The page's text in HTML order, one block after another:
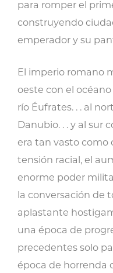
para romper el
construyendo
emperador y su
El imperio romano
oeste con el
río Éufrates. . . al
Danubio. . . y al sur
era tan vasto como
tensión racial, el
enorme poder
la conversación de
aplastante
una época de
precedentes solo
época de horrenda